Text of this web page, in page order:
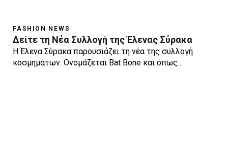
FASHION NEWS
Δείτε τη Νέα Συλλογή της Έλενας Σύρακα
Η Έλενα Σύρακα παρουσιάζει τη νέα της συλλογή
κοσμημάτων. Ονομάζεται Bat Bone και όπως…